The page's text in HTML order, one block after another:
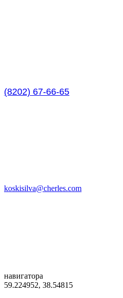
(8202) 67-66-65
koskisilva@cherles.com
навигатора
59.224952, 38.54815